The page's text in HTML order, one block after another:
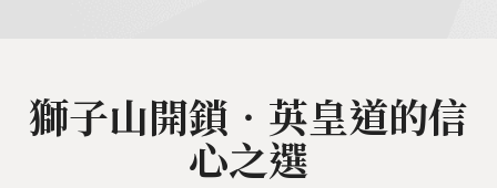
獅子山開鎖‧英皇道的信
心之選